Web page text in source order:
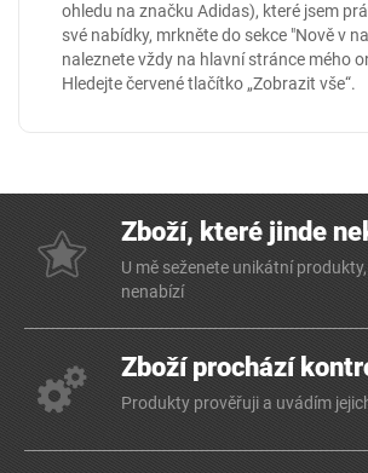
ohledu na značku Adidas), které jsem
své nabídky, mrkněte do sekce "Nově v
naleznete vždy na hlavní stránce mého
Hledejte červené tlačítko „Zobrazit vše“.
Zboží, které jinde
U mě seženete unikátní
nenabízí
Zboží prochází
Produkty prověřuji a uvádím